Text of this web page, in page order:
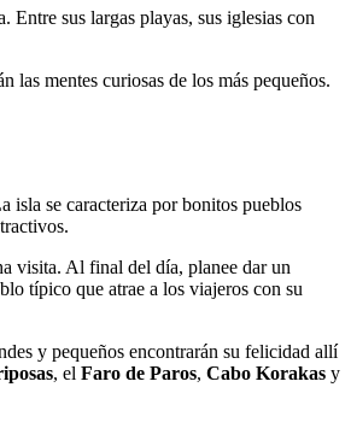
Entre sus largas playas, sus iglesias con
las mentes curiosas de los más pequeños.
isla se caracteriza por bonitos pueblos
visita. Al final del día, planee dar un
típico que atrae a los viajeros con su
y pequeños encontrarán su felicidad allí
, el Faro de Paros, Cabo Korakas y